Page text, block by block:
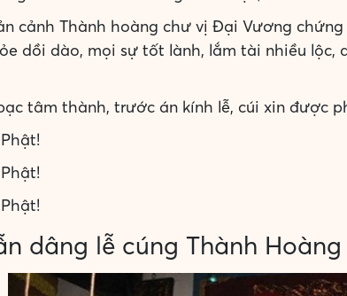
cảnh Thành hoàng chư vị Đại Vương
dồi dào, mọi sự tốt lành, lắm tài nhiều lộc,
tâm thành, trước án kính lễ, cúi xin được
dâng lễ cúng Thành Hoàng